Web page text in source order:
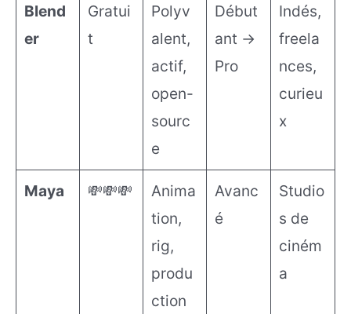
Blend
er
Gratui
t
Polyv
alent,
actif,
open-
sourc
e
Début
ant →
Pro
Indés,
freela
nces,
curieu
x
Maya 💸💸💸
Anima
tion,
rig,
produ
ction
Avanc
é
Studio
s de
ciném
a